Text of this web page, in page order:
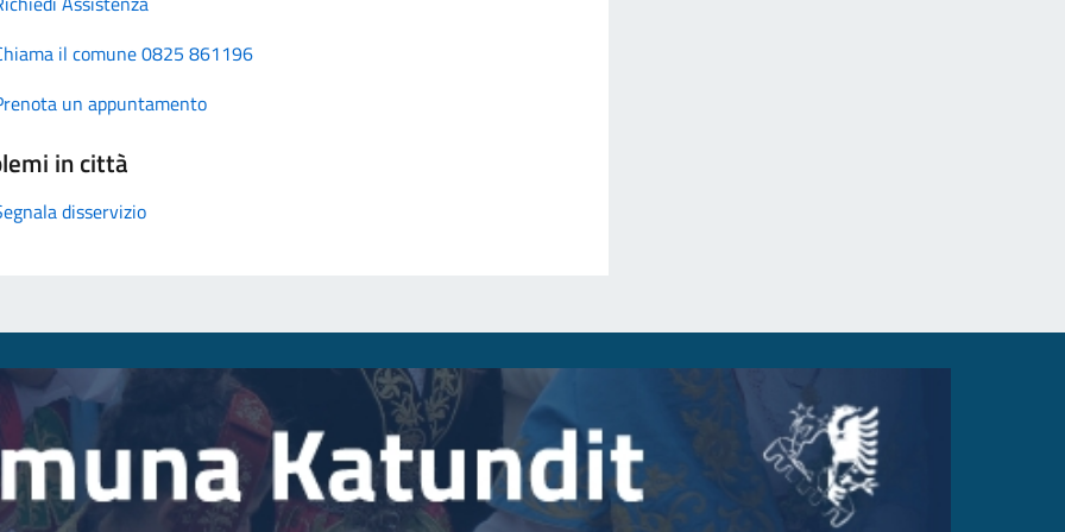
il comune 0825 861196
un appuntamento
in città
disservizio